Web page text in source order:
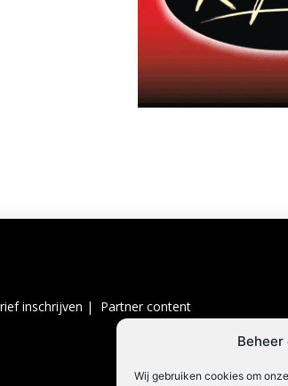
Wij gebruiken cookies om
inschrijven | Partner content